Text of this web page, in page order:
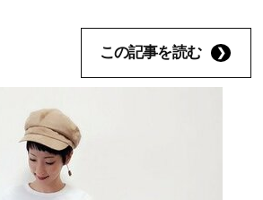
この記事を読む